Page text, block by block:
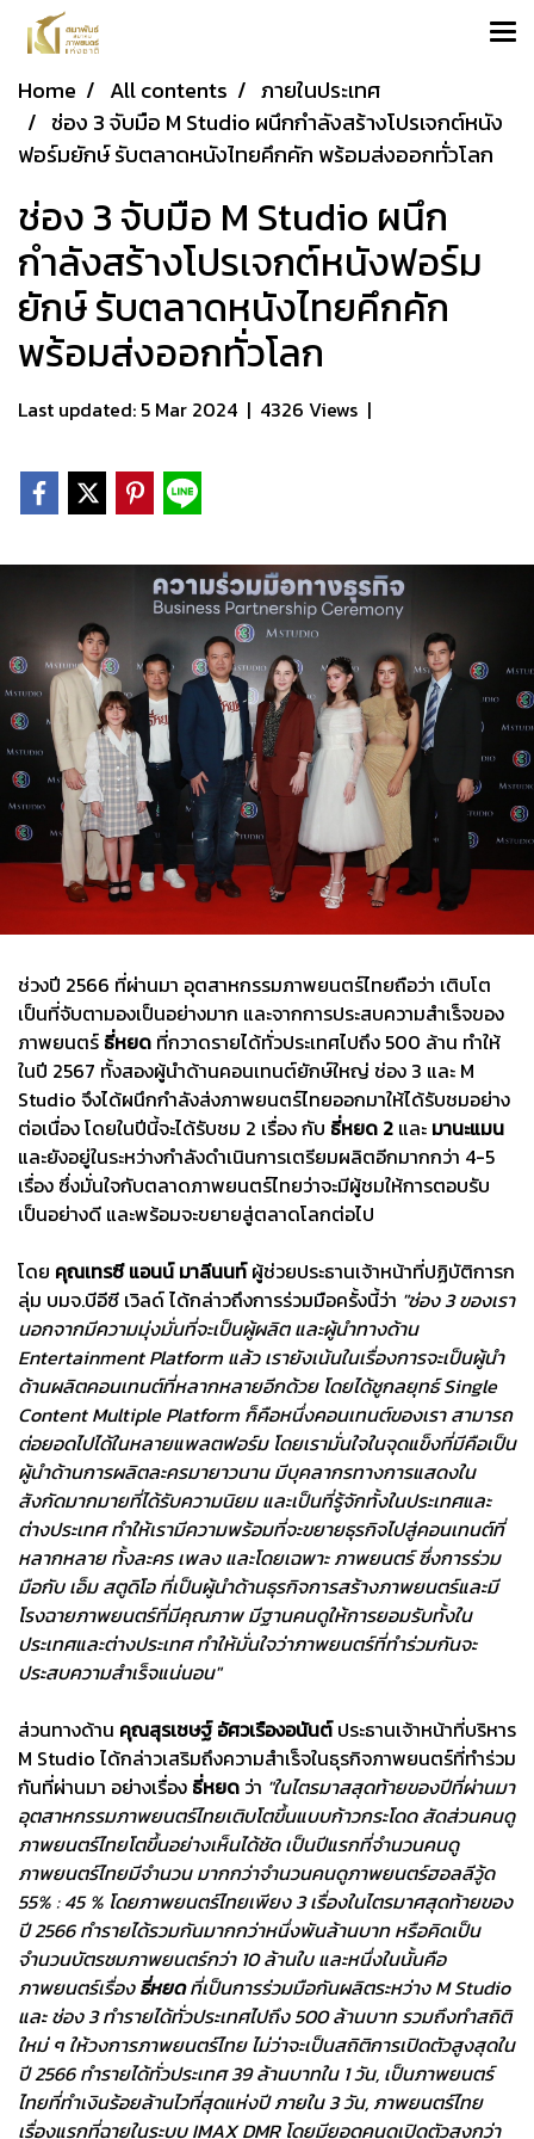
Home All contents
ภายในประเทศ
ช่อง 3 จับมือ M Studio ผนึกกำลังสร้างโปรเจกต์หนัง
ฟอร์มยักษ์ รับตลาดหนังไทยคึกคัก พร้อมส่งออกทั่วโลก
ช่อง 3 จับมือ M Studio ผนึก
กำลังสร้างโปรเจกต์หนังฟอร์ม
ยักษ์ รับตลาดหนังไทยคึกคัก
พร้อมส่งออกทั่วโลก
Last updated: 5 Mar 2024 | 4326 Views |
ช่วงปี 2566 ที่ผ่านมา อุตสาหกรรมภาพยนตร์ไทยถือว่า เติบโต
เป็นที่จับตามองเป็นอย่างมาก และจากการประสบความสำเร็จของ
ภาพยนตร์ ธี่หยด ที่กวาดรายได้ทั่วประเทศไปถึง 500 ล้าน ทำให้
ในปี 2567 ทั้งสองผู้นำด้านคอนเทนต์ยักษ์ใหญ่ ช่อง 3 และ M
Studio จึงได้ผนึกกำลังส่งภาพยนตร์ไทยออกมาให้ได้รับชมอย่าง
ต่อเนื่อง โดยในปีนี้จะได้รับชม 2 เรื่อง กับ ธี่หยด 2 และ มานะแมน
และยังอยู่ในระหว่างกำลังดำเนินการเตรียมผลิตอีกมากกว่า 4-5
เรื่อง ซึ่งมั่นใจกับตลาดภาพยนตร์ไทยว่าจะมีผู้ชมให้การตอบรับ
เป็นอย่างดี และพร้อมจะขยายสู่ตลาดโลกต่อไป
โดย คุณเทรซี แอนน์ มาลีนนท์ผู้ช่วยประธานเจ้าหน้าที่ปฏิบัติการก
ลุ่ม บมจ.บีอีซี เวิลด์ ได้กล่าวถึงการร่วมมือครั้งนี้ว่า "ช่อง 3 ของเรา
นอกจากมีความมุ่งมั่นที่จะเป็นผู้ผลิต และผู้นำทางด้าน
Entertainment Platform แล้ว เรายังเน้นในเรื่องการจะเป็นผู้นำ
ด้านผลิตคอนเทนต์ที่หลากหลายอีกด้วย โดยได้ชูกลยุทธ์ Single
Content Multiple Platform ก็คือหนึ่งคอนเทนต์ของเรา สามารถ
ต่อยอดไปได้ในหลายแพลตฟอร์ม โดยเรามั่นใจในจุดแข็งที่มีคือเป็น
ผู้นำด้านการผลิตละครมายาวนาน มีบุคลากรทางการแสดงใน
สังกัดมากมายที่ได้รับความนิยม และเป็นที่รู้จักทั้งในประเทศและ
ต่างประเทศ ทำให้เรามีความพร้อมที่จะขยายธุรกิจไปสู่คอนเทนต์ที่
หลากหลาย ทั้งละคร เพลง และโดยเฉพาะ ภาพยนตร์ ซึ่งการร่วม
มือกับ เอ็ม สตูดิโอ ที่เป็นผู้นำด้านธุรกิจการสร้างภาพยนตร์และมี
โรงฉายภาพยนตร์ที่มีคุณภาพ มีฐานคนดูให้การยอมรับทั้งใน
ประเทศและต่างประเทศ ทำให้มั่นใจว่าภาพยนตร์ที่ทำร่วมกันจะ
ประสบความสำเร็จแน่นอน"
ส่วนทางด้าน คุณสุรเชษฐ์ อัศวเรืองอนันต์ประธานเจ้าหน้าที่บริหาร
M Studio ได้กล่าวเสริมถึงความสำเร็จในธุรกิจภาพยนตร์ที่ทำร่วม
กันที่ผ่านมา อย่างเรื่อง ธี่หยด ว่า "ในไตรมาสสุดท้ายของปีที่ผ่านมา
อุตสาหกรรมภาพยนตร์ไทยเติบโตขึ้นแบบก้าวกระโดด สัดส่วนคนดู
ภาพยนตร์ไทยโตขึ้นอย่างเห็นได้ชัด เป็นปีแรกที่จำนวนคนดู
ภาพยนตร์ไทยมีจำนวน มากกว่าจำนวนคนดูภาพยนตร์ฮอลลีวู้ด
55% : 45 % โดยภาพยนตร์ไทยเพียง 3 เรื่องในไตรมาศสุดท้ายของ
ปี 2566 ทำรายได้รวมกันมากกว่าหนึ่งพันล้านบาท หรือคิดเป็น
จำนวนบัตรชมภาพยนตร์กว่า 10 ล้านใบ และหนึ่งในนั้นคือ
ภาพยนตร์เรื่องธี่หยดที่เป็นการร่วมมือกันผลิตระหว่าง M Studio
และ ช่อง 3 ทำรายได้ทั่วประเทศไปถึง 500 ล้านบาท รวมถึงทำสถิติ
ใหม่ ๆ ให้วงการภาพยนตร์ไทย ไม่ว่าจะเป็นสถิติการเปิดตัวสูงสุดใน
ปี 2566 ทำรายได้ทั่วประเทศ 39 ล้านบาทใน 1 วัน, เป็นภาพยนตร์
ไทยที่ทำเงินร้อยล้านไวที่สุดแห่งปี ภายใน 3 วัน, ภาพยนตร์ไทย
เรื่องแรกที่ฉายในระบบ IMAX DMR โดยมียอดคนดูเปิดตัวสูงกว่า